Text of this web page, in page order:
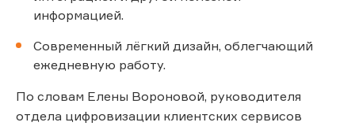
информацией.
Современный лёгкий дизайн, облегчающий
ежедневную работу.
По словам Елены Вороновой, руководителя
отдела цифровизации клиентских сервисов